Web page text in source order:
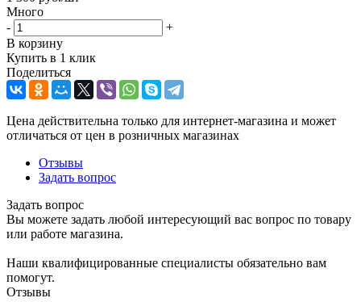
Много
-
+
В корзину
Купить в 1 клик
Поделиться
Цена действительна только для интернет-магазина и может
отличаться от цен в розничных магазинах
Отзывы
Задать вопрос
Задать вопрос
Вы можете задать любой интересующий вас вопрос по товару
или работе магазина.
Наши квалифицированные специалисты обязательно вам
помогут.
Отзывы